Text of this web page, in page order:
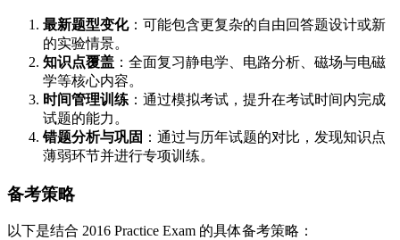
最新题型变化：可能包含更复杂的自由回答题设计或新
的实验情景。
知识点覆盖 ：全面复习静电学、电路分析、磁场与电磁
学等核心内容。
时间管理训练 ：通过模拟考试，提升在考试时间内完成
试题的能力。
错题分析与巩固 ：通过与历年试题的对比，发现知识点
薄弱环节并进行专项训练。
备考策略
以下是结合 2016 Practice Exam 的具体备考策略：